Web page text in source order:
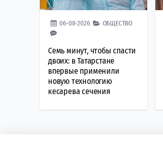
06-08-2026 ОБЩЕСТВО
Семь минут, чтобы спасти
двоих: в Татарстане
впервые применили
новую технологию
кесарева сечения